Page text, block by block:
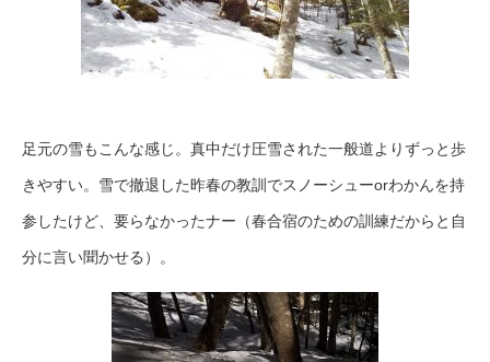
足元の雪もこんな感じ。真中だけ圧雪された一般道よりずっと歩
きやすい。雪で撤退した昨春の教訓でスノーシューorわかんを持
参したけど、要らなかったナー（春合宿のための訓練だからと自
分に言い聞かせる）。